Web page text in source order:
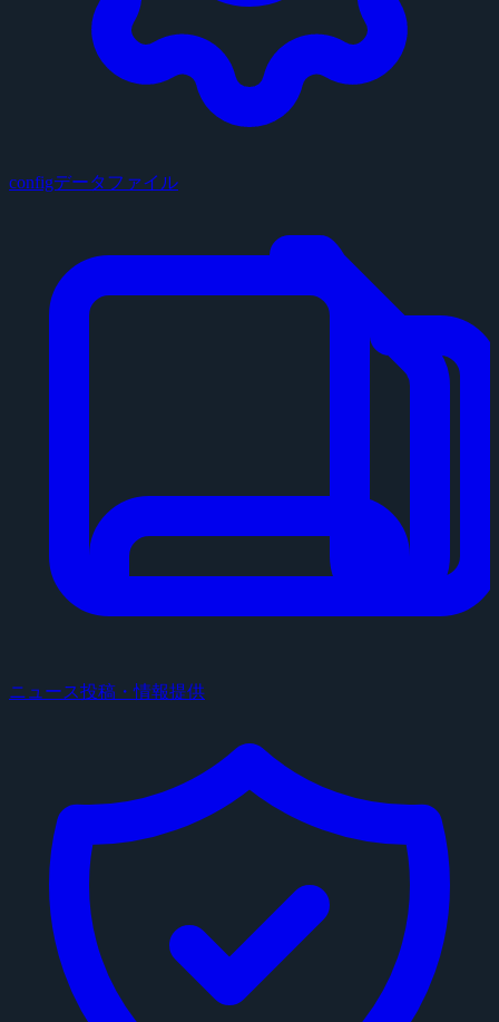
configデータファイル
ニュース投稿・情報提供